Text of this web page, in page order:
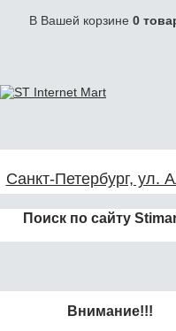
В Вашей корзине 0
Санкт-Петербург, ул.
Поиск по сайту
Внимание!!!